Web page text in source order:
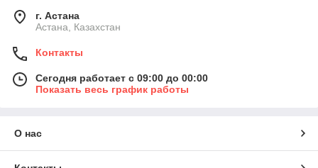
г. Астана
Астана, Казахстан
Контакты
Сегодня работает с 09:00 до 00:00
Показать весь график работы
О нас